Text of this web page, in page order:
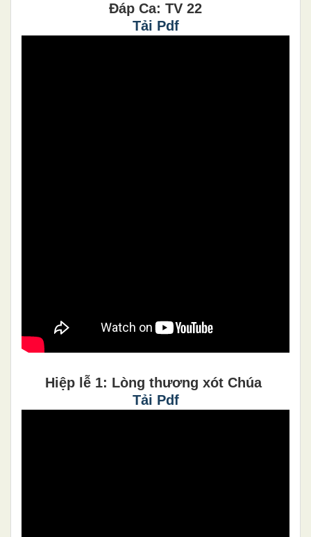
Đáp Ca: TV 22
Tải Pdf
Hiệp lễ 1: Lòng thương xót Chúa
Tải Pdf